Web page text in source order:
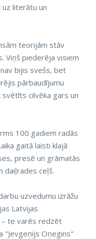
literātu un
teorijām stāv
Viņš piederēja visiem
bijis svešs, bet
pārbaudījumu
cilvēka gars un
100 gadiem radās
gaitā laisti klajā
presē un grāmatās
daiļrades ceļš.
uzvedumu izrāžu
Latvijas
– te varēs redzēt
"Jevgeņijs Oņegins"